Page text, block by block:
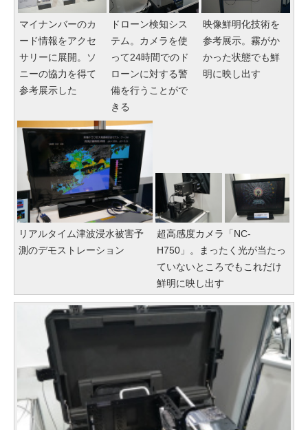
マイナンバーのカ
ード情報をアクセ
サリーに展開。ソ
ニーの協力を得て
参考展示した
ドローン検知シス
テム。カメラを使
って24時間でのド
ローンに対する警
備を行うことがで
きる
映像鮮明化技術を
参考展示。霧がか
かった状態でも鮮
明に映し出す
リアルタイム津波浸水被害予
測のデモストレーション
超高感度カメラ「NC-
H750」。まったく光が当たっ
ていないところでもこれだけ
鮮明に映し出す